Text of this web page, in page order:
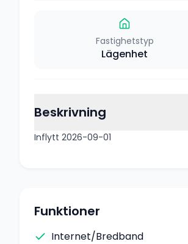
Fastighetstyp
Lägenhet
Beskrivning
Inflytt 2026-09-01
Funktioner
Internet/Bredband